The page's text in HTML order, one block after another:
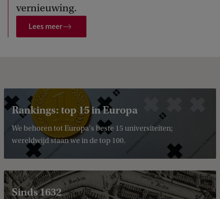
vernieuwing.
Lees meer
Rankings: top 15 in Europa
We behoren tot Europa's beste 15 universiteiten;
wereldwijd staan we in de top 100.
Sinds 1632